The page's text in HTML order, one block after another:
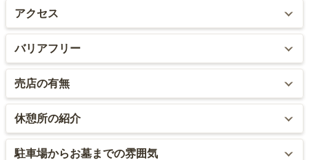
都道12号線沿いにあります。大きな看板も出ていることから、迷わ
ず到着することができます。完全バリアフリーの日当たりの良い園
内は小ぢんまりとしていますが、綺麗に整備されており、明るい雰
囲気です。
アクセス
霊園の目の前に野崎バス停があります。そのため、霊園までの交通
アクセスは抜群です。なお、JR武蔵境駅、JR三鷹駅、JR・京王井の
頭線吉祥寺駅、京王線調布駅、京王井の頭線三鷹台駅から、同バス
停に停車するバスが出ていますので、非常に便利です。バス停から
同霊園の入口までの所要時間は0分ですので、車いすや杖を利用する
場合も楽に移動できます。
バリアフリー
園内は完全バリアフリーとなっています。通路は広めに作られてい
ますので、車いすや杖を利用する場合も、移動しやすいです。
売店の有無
園内には売店があり、花や線香はこちらで購入できます。なお、霊
園の近くにはコンビニエンスストアやスーパーなどはなく、少し行
ったところにドン・キホーテがありますが、こちらには生花は売っ
ていないようです。
休憩所の紹介
休憩所は管理棟内にあります。冷暖房完備で、トイレもあります。
駐車場からお墓までの雰囲気